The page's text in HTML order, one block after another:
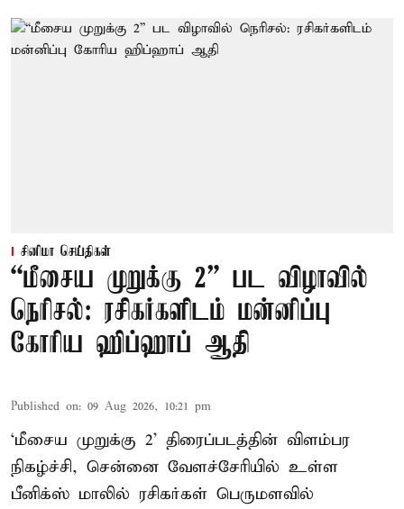
சினிமா செய்திகள்
“மீசைய முறுக்கு 2” பட விழாவில்
நெரிசல்: ரசிகர்களிடம் மன்னிப்பு
கோரிய ஹிப்ஹாப் ஆதி
Published on: 09 Aug 2026, 10:21 pm
‘மீசைய முறுக்கு 2’ திரைப்படத்தின் விளம்பர
நிகழ்ச்சி, சென்னை வேளச்சேரியில் உள்ள
பீனிக்ஸ் மாலில் ரசிகர்கள் பெருமளவில்